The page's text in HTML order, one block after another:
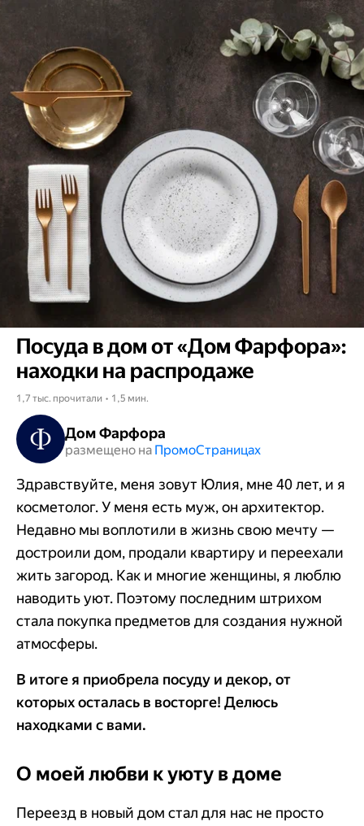
Посуда в дом от «Дом Фарфора»:
находки на распродаже
1,7 тыс. прочитали • 1,5 мин.
Дом Фарфора
размещено на Промо​​​​​​​Страницах
Здравствуйте, меня зовут Юлия, мне 40 лет, и я
косметолог. У меня есть муж, он архитектор.
Недавно мы воплотили в жизнь свою мечту —
достроили дом, продали квартиру и переехали
жить загород. Как и многие женщины, я люблю
наводить уют. Поэтому последним штрихом
стала покупка предметов для создания нужной
атмосферы.
В итоге я приобрела посуду и декор, от
которых осталась в восторге! Делюсь
находками с вами.
О моей любви к уюту в доме
Переезд в новый дом стал для нас не просто